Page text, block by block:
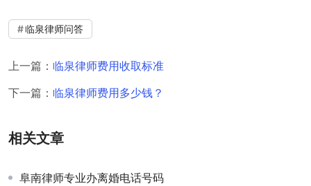
临泉律师问答
上一篇： 临泉律师费用收取标准
下一篇： 临泉律师费用多少钱？
相关文章
阜南律师专业办离婚电话号码